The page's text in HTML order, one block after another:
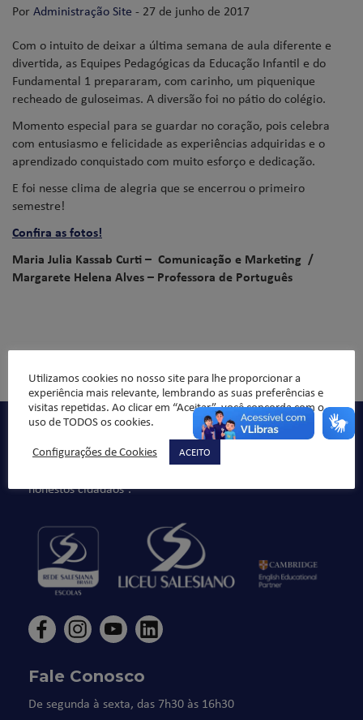
PorAdministração Site - 27 de junho de 2017
Com o intuito de deixar a última semana de aula diferente e
divertida, as Equipes Pedagógicas da Educação Infantil e do
Fundamental 1 prepararam, com carinho, um piquenique
recheado de guloseimas. A diversão foi no pátio do colégio.
Momento especial para se guardar no coração, pois celebra
com entusiasmo e felicidade as experiências adquiridas e o
aprendizado conquistado com muito esforço e dedicação.
E foi nesse clima de alegria que se encerrou o primeiro
semestre!
Confira as fotos!
Maria Julia Kassab Curti – Comunicação e Marketing /
Margarete Helena Alves – Professora de Português
Qualidade de ensino, organização pedagógica e formação
integral da criança/jovem, sempre norteado pelos valores
da ética e da moral, buscando formar “bons cristãos e
honestos cidadãos”.
Fale Conosco
De segunda à sexta, das 7h30 às 16h30
Utilizamos cookies no nosso site para lhe proporcionar a
experiência mais relevante, lembrando as suas preferências e
visitas repetidas. Ao clicar em “Aceitar”, você concorda com o
uso de TODOS os cookies.
Configurações de Cookies
ACEITO